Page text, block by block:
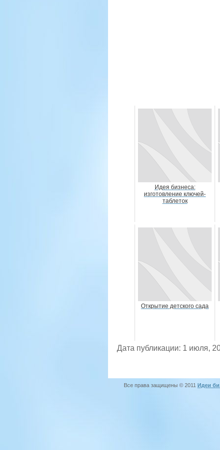
Идея бизнеса:
изготовление ключей-
таблеток
Открытие детского сада
Дата публикации: 1 июля,
Все права защищены © 2011 Идеи